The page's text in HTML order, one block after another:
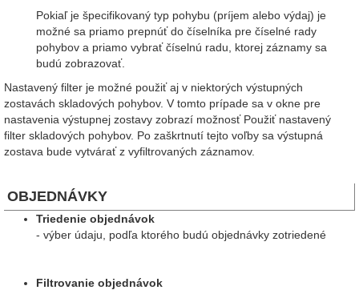
Pokiaľ je špecifikovaný typ pohybu (príjem alebo výdaj) je
možné sa priamo prepnúť do číselníka pre číselné rady
pohybov a priamo vybrať číselnú radu, ktorej záznamy sa
budú zobrazovať.
Nastavený filter je možné použiť aj v niektorých výstupných
zostavách skladových pohybov. V tomto prípade sa v okne pre
nastavenia výstupnej zostavy zobrazí možnosť Použiť nastavený
filter skladových pohybov. Po zaškrtnutí tejto voľby sa výstupná
zostava bude vytvárať z vyfiltrovaných záznamov.
OBJEDNÁVKY
Triedenie objednávok
- výber údaju, podľa ktorého budú objednávky zotriedené
Filtrovanie objednávok